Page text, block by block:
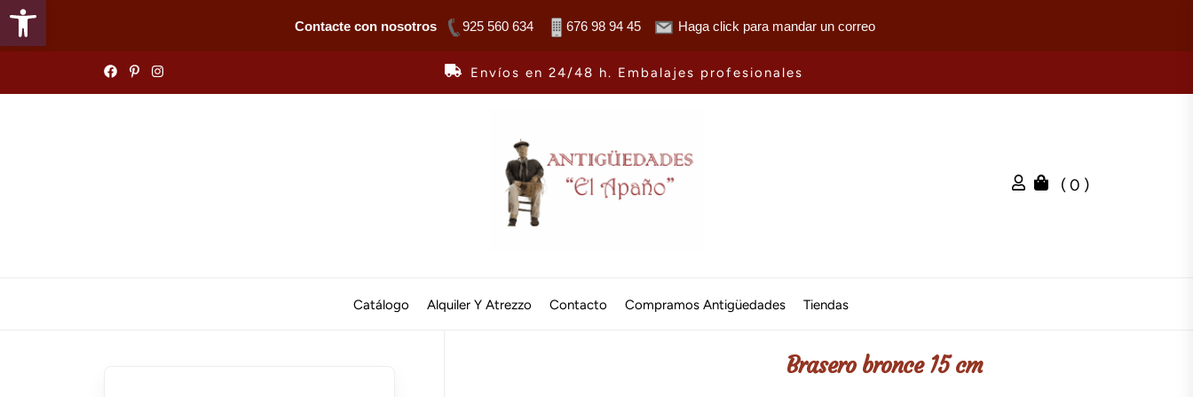
Abrir barra de herramientas
Contacte con nosotros 925 560 634 676 98 94 45 Haga click para mandar un correo
Envíos en 24/48 h. Embalajes profesionales
El
( 0 )
Catálogo Alquiler Y Atrezzo Contacto Compramos Antigüedades Tiendas
Brasero bronce 15 cm